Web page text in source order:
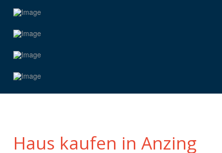
Haus kaufen in Anzing